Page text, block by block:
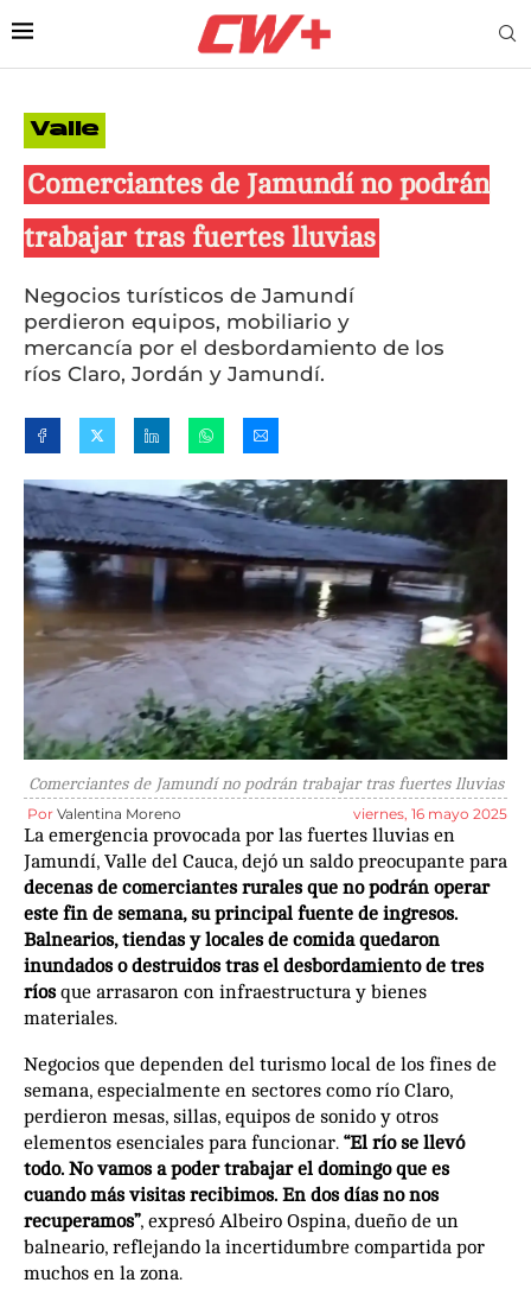
Valle
Comerciantes de Jamundí no podrán
trabajar tras fuertes lluvias
Negocios turísticos de Jamundí
perdieron equipos, mobiliario y
mercancía por el desbordamiento de los
ríos Claro, Jordán y Jamundí.
Comerciantes de Jamundí no podrán trabajar tras fuertes lluvias
Por Valentina Moreno viernes, 16 mayo 2025
La emergencia provocada por las fuertes lluvias en
Jamundí, Valle del Cauca, dejó un saldo preocupante para
decenas de comerciantes rurales que no podrán operar
este fin de semana, su principal fuente de ingresos.
Balnearios, tiendas y locales de comida quedaron
inundados o destruidos tras el desbordamiento de tres
ríosque arrasaron con infraestructura y bienes
materiales.
Negocios que dependen del turismo local de los fines de
semana, especialmente en sectores como río Claro,
perdieron mesas, sillas, equipos de sonido y otros
elementos esenciales para funcionar. “El río se llevó
todo. No vamos a poder trabajar el domingo que es
cuando más visitas recibimos. En dos días no nos
recuperamos”, expresó Albeiro Ospina, dueño de un
balneario, reflejando la incertidumbre compartida por
muchos en la zona.